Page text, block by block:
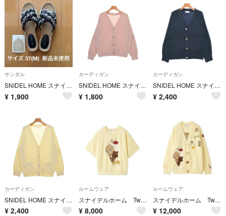
サンダル
SNIDEL HOME スナイデルホーム バリエジュートサンダル SHGS222228 サイズ 37 （M） 新品未使用
¥ 1,900
カーディガン
SNIDEL HOME スナイデルホーム カーディガン M ピンク 【古着】【中古】【送料無料】
¥ 1,800
カーディガン
SNIDEL HOME スナイデルホーム カーディガン M 紺 【古着】【中古】【送料無料】
¥ 2,400
カーディガン
SNIDEL HOME スナイデルホーム カーディガン M 黄 【古着】【中古】【送料無料】
¥ 2,400
ルームウェア
スナイデルホーム Tweety モチーフニットプルオーバー
¥ 8,000
ルームウェア
スナイデルホーム Tweety モチーフニットカーディガン
¥ 12,000